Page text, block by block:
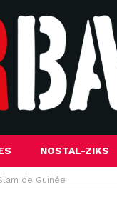
NOSTAL-ZIKS
de Guinée